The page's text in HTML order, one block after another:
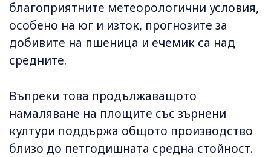
благоприятните метеорологични условия,
особено на юг и изток, прогнозите за
добивите на пшеница и ечемик са над
средните.
Въпреки това продължаващото
намаляване на площите със зърнени
култури поддържа общото производство
близо до петгодишната средна стойност.